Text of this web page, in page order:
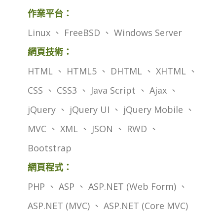
作業平台：
Linux 、 FreeBSD 、 Windows Server
網頁技術：
HTML 、 HTML5 、 DHTML 、 XHTML 、
CSS 、 CSS3 、 Java Script 、 Ajax 、
jQuery 、 jQuery UI 、 jQuery Mobile 、
MVC 、 XML 、 JSON 、 RWD 、
Bootstrap
網頁程式：
PHP 、 ASP 、 ASP.NET (Web Form) 、
ASP.NET (MVC) 、 ASP.NET (Core MVC)